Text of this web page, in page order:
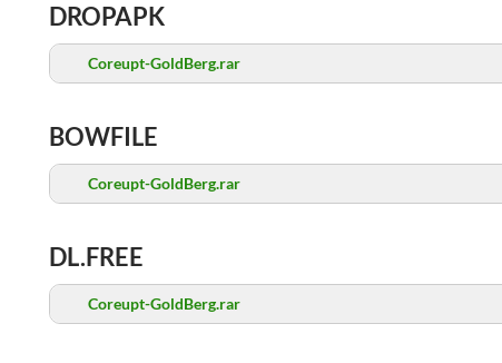
DROPAPK
Coreupt-GoldBerg.rar
BOWFILE
Coreupt-GoldBerg.rar
DL.FREE
Coreupt-GoldBerg.rar